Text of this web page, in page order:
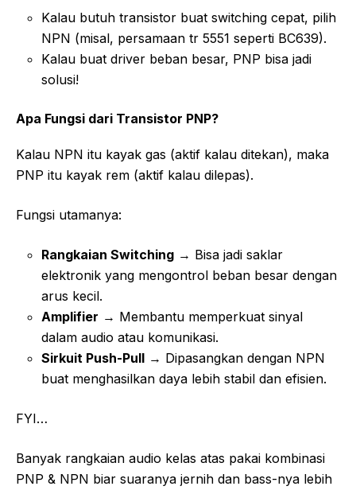
Kalau butuh transistor buat switching cepat, pilih
NPN (misal, persamaan tr 5551 seperti BC639).
Kalau buat driver beban besar, PNP bisa jadi
solusi!
Apa Fungsi dari Transistor PNP?
Kalau NPN itu kayak gas (aktif kalau ditekan), maka
PNP itu kayak rem (aktif kalau dilepas).
Fungsi utamanya:
Rangkaian Switching → Bisa jadi saklar
elektronik yang mengontrol beban besar dengan
arus kecil.
Amplifier → Membantu memperkuat sinyal
dalam audio atau komunikasi.
Sirkuit Push-Pull → Dipasangkan dengan NPN
buat menghasilkan daya lebih stabil dan efisien.
FYI…
Banyak rangkaian audio kelas atas pakai kombinasi
PNP & NPN biar suaranya jernih dan bass-nya lebih